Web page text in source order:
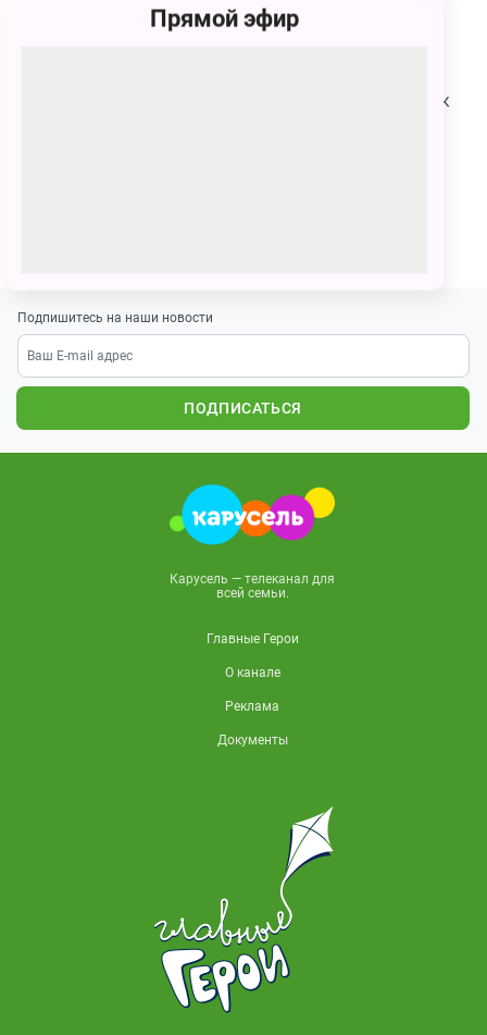
Вероника Александровна Мовчан
Я нарисовала ёлку с новогодними украшениями, так
Подпишитесь на наши новости
ПОДПИСАТЬСЯ
Карусель — телеканал для
всей семьи.
Главные Герои
О канале
Реклама
Документы
Прямой эфир